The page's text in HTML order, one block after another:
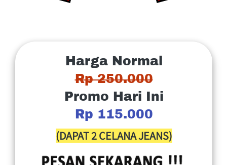
Harga Normal
Rp 250.000
Promo Hari Ini
Rp 115.000
(DAPAT 2 CELANA JEANS)